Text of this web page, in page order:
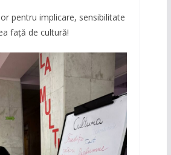
pentru implicare, sensibilitate
față de cultură!